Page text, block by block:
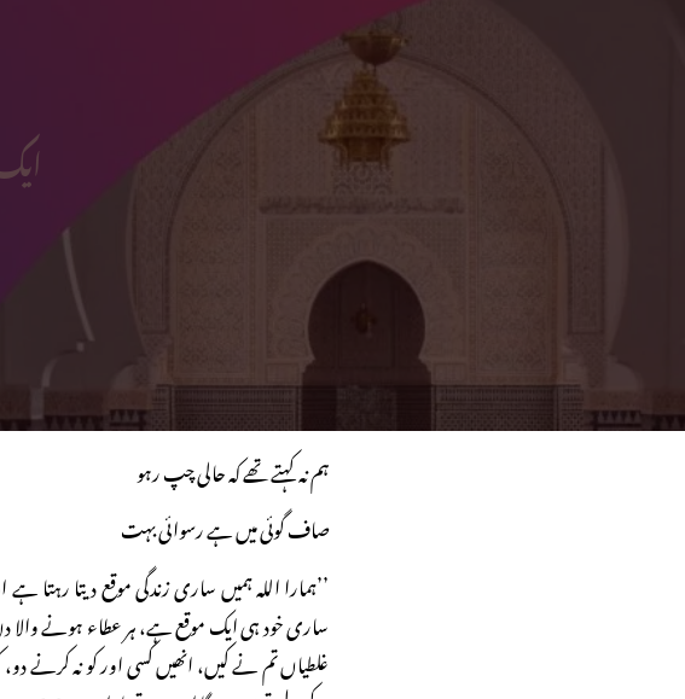
ہم نہ کہتے تھے کہ حالی چپ رہو
صاف گوئی میں ہے رسوائی بہت
’’ہمارا اللہ ہمیں ساری زندگی موقع دیتا رہتا
ساری خود ہی ایک موقع ہے، ہر عطاء ہونے والا
غلطیاں تم نے کیں، انھیں کسی اور کو نہ کرنے دو،